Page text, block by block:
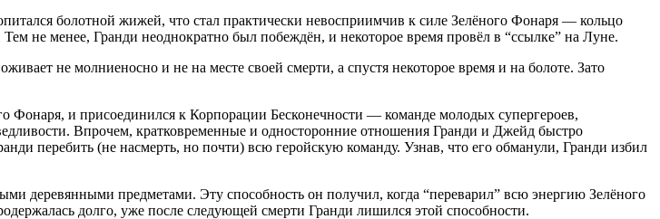
болотной жижей, что стал практически невосприимчив к силе Зелёного Фонаря — кольцо
не менее, Гранди неоднократно был побеждён, и некоторое время провёл в “ссылке” на Луне.
не молниеносно и не на месте своей смерти, а спустя некоторое время и на болоте. Зато
и присоединился к Корпорации Бесконечности — команде молодых супергероев,
Впрочем, кратковременные и односторонние отношения Гранди и Джейд быстро
перебить (не насмерть, но почти) всю геройскую команду. Узнав, что его обманули, Гранди избил
деревянными предметами. Эту способность он получил, когда “переварил” всю энергию Зелёного
долго, уже после следующей смерти Гранди лишился этой способности.